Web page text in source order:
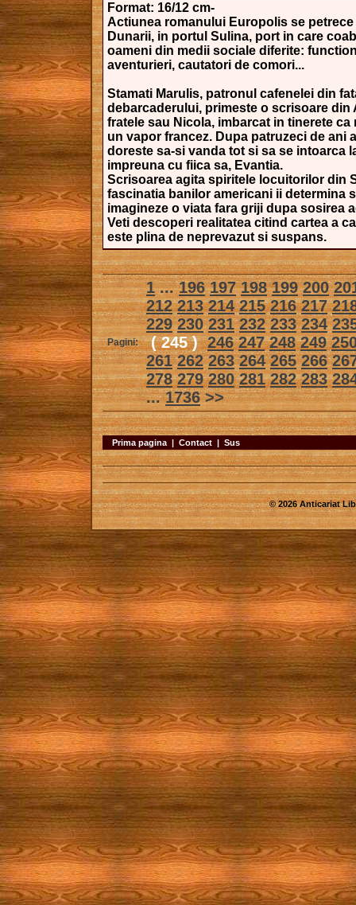
Format: 16/12 cm-
Actiunea romanului Europolis se petrece
Dunarii, in portul Sulina, port in care
oameni din medii sociale diferite:
aventurieri, cautatori de comori...
Stamati Marulis, patronul cafenelei din
debarcaderului, primeste o scrisoare din
fratele sau Nicola, imbarcat in tinerete ca
un vapor francez. Dupa patruzeci de ani
doreste sa-si vanda tot si sa se intoarca
impreuna cu fiica sa, Evantia.
Scrisoarea agita spiritele locuitorilor din
fascinatia banilor americani ii determina
imagineze o viata fara griji dupa sosirea
Veti descoperi realitatea citind cartea a
este plina de neprevazut si suspans.
Pagini:
1...196 197 198 199 200
212 213 214 215 216 217
229 230 231 232 233 234
( 245 ) 246 247 248 249
261 262 263 264 265 266
278 279 280 281 282 283
...1736>>
Prima pagina | Contact | Sus
© 2026 Anticariat